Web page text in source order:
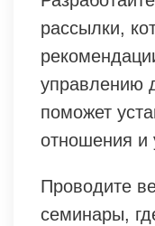
рассылки,
управлению
поможет
отношения и
Проводите
семинары,